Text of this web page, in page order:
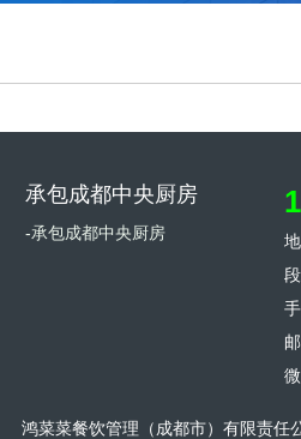
承包成都中央厨房
-承包成都中央厨房
鸿菜菜餐饮管理（成都市）有限责任